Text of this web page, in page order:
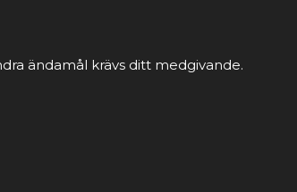
ändamål krävs ditt medgivande.